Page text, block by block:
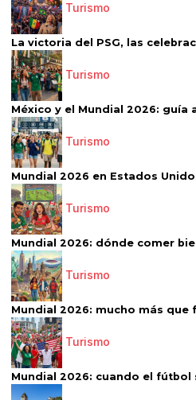
Turismo
La victoria del PSG, las
Turismo
México y el Mundial 2026: guía
Turismo
Mundial 2026 en Estados
Turismo
Mundial 2026: dónde comer
Turismo
Mundial 2026: mucho más que
Turismo
Mundial 2026: cuando el fútbol